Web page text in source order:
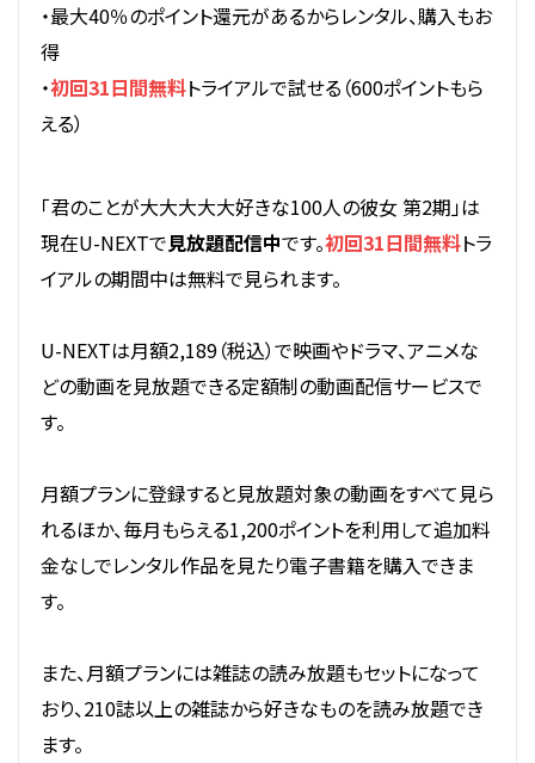
・最大40％のポイント還元があるからレンタル、購入もお
得
・初回31日間無料トライアルで試せる（600ポイントもら
える）
「君のことが大大大大大好きな100人の彼女 第2期」は
現在U-NEXTで見放題配信中です。初回31日間無料トラ
イアルの期間中は無料で見られます。
U-NEXTは月額2,189（税込）で映画やドラマ、アニメな
どの動画を見放題できる定額制の動画配信サービスで
す。
月額プランに登録すると見放題対象の動画をすべて見ら
れるほか、毎月もらえる1,200ポイントを利用して追加料
金なしでレンタル作品を見たり電子書籍を購入できま
す。
また、月額プランには雑誌の読み放題もセットになって
おり、210誌以上の雑誌から好きなものを読み放題でき
ます。